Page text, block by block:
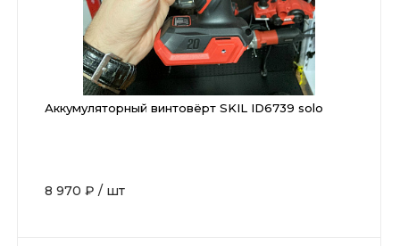
Аккумуляторный винтовёрт SKIL ID6739 solo
8 970 ₽ / шт